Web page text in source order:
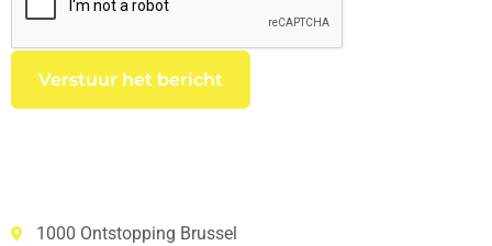
1000 Ontstopping Brussel